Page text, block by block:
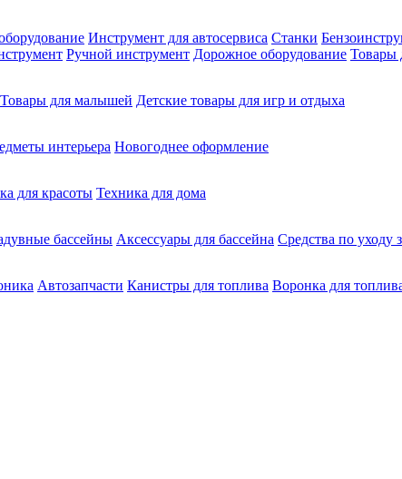
Инструмент для автосервиса Станки
Ручной инструмент Дорожное оборудование Товары
Товары для малышей Детские товары для игр и отдыха
интерьера Новогоднее оформление
для красоты Техника для дома
бассейны Аксессуары для бассейна Средства по уходу
Автозапчасти Канистры для топлива Воронка для